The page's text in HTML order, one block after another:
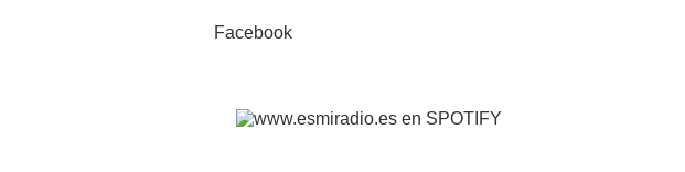
Facebook